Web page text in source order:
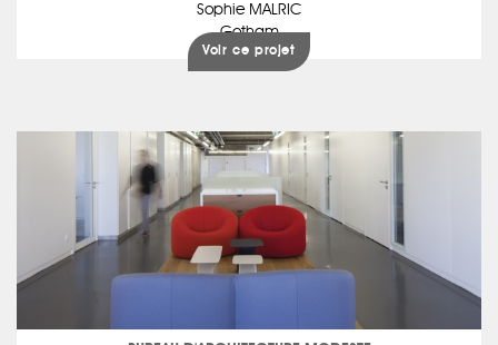
Sophie MALRIC
Gotham
Voir ce projet